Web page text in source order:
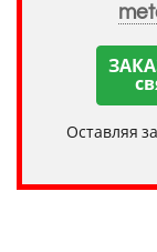
Оставляя